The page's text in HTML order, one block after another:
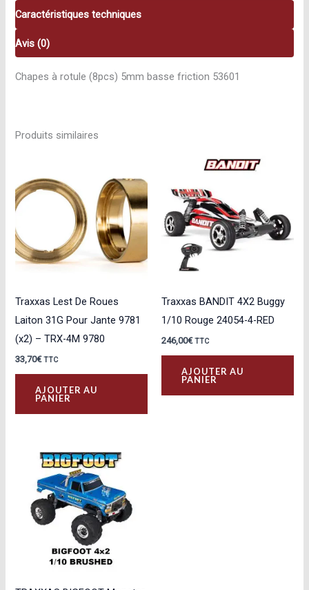
Caractéristiques techniques
Avis (0)
Chapes à rotule (8pcs) 5mm basse friction 53601
Produits similaires
Traxxas Lest De Roues
Laiton 31G Pour Jante 9781
(x2) – TRX-4M 9780
33,70€ TTC
AJOUTER AU
PANIER
Traxxas BANDIT 4X2 Buggy
1/10 Rouge 24054-4-RED
246,00€ TTC
AJOUTER AU
PANIER